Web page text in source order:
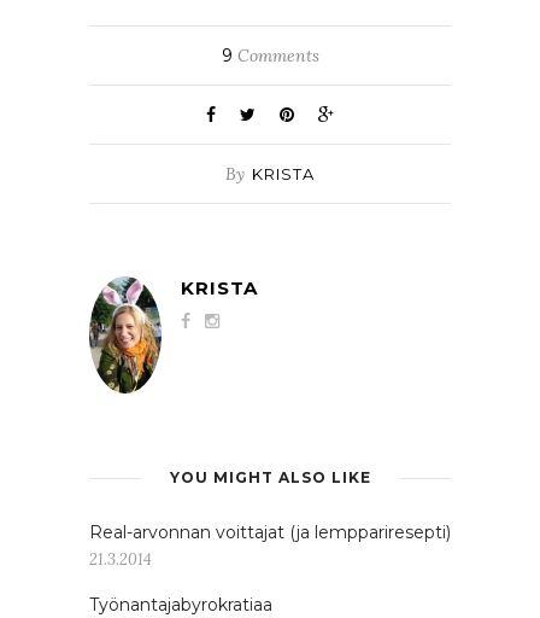
9 Comments
By KRISTA
KRISTA
YOU MIGHT ALSO LIKE
Real-arvonnan voittajat (ja lemppariresepti)
21.3.2014
Työnantajabyrokratiaa